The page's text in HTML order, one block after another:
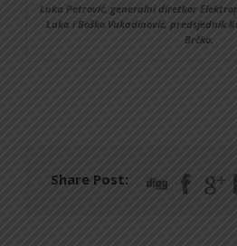
Luka Petrović, generalni diretkor
Luka i Boško Vukadinović, predsjednik
Brčko.
Share Post: